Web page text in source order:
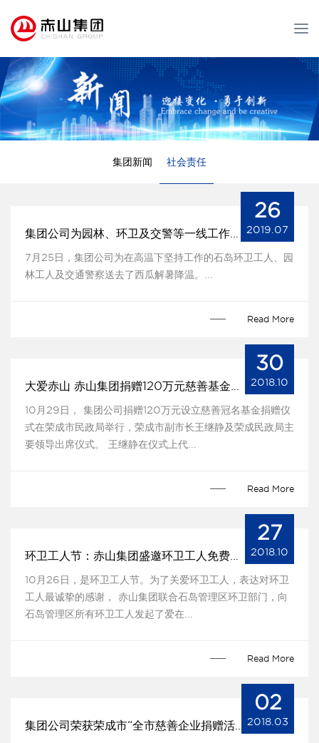
T
g
e
n
a
集团新闻 社会责任
集团公司为园林、环卫及交警等一线工作人员送清凉
7月25日，集团公司为在高温下坚持工作的石岛环卫工人、园
林工人及交通警察送去了西瓜解暑降温。...
26
2019.07
Read More
大爱赤山 赤山集团捐赠120万元慈善基金捐赠仪式举行
10月29日， 集团公司捐赠120万元设立慈善冠名基金捐赠仪
式在荣成市民政局举行，荣成市副市长王继静及荣成民政局主
要领导出席仪式。 王继静在仪式上代...
30
2018.10
Read More
环卫工人节：赤山集团盛邀环卫工人免费游赤山
10月26日，是环卫工人节。为了关爱环卫工人，表达对环卫
工人最诚挚的感谢， 赤山集团联合石岛管理区环卫部门，向
石岛管理区所有环卫工人发起了爱在...
27
2018.10
Read More
集团公司荣获荣成市“全市慈善企业捐赠活动突出贡献企业
02
2018.03